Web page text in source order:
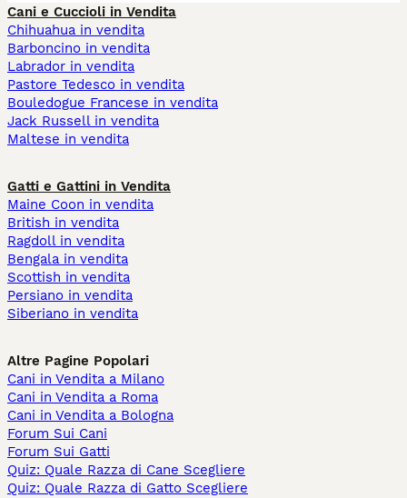
Cani e Cuccioli in Vendita
Chihuahua in vendita
Barboncino in vendita
Labrador in vendita
Pastore Tedesco in vendita
Bouledogue Francese in vendita
Jack Russell in vendita
Maltese in vendita
Gatti e Gattini in Vendita
Maine Coon in vendita
British in vendita
Ragdoll in vendita
Bengala in vendita
Scottish in vendita
Persiano in vendita
Siberiano in vendita
Altre Pagine Popolari
Cani in Vendita a Milano
Cani in Vendita a Roma
Cani in Vendita a Bologna
Forum Sui Cani
Forum Sui Gatti
Quiz: Quale Razza di Cane Scegliere
Quiz: Quale Razza di Gatto Scegliere